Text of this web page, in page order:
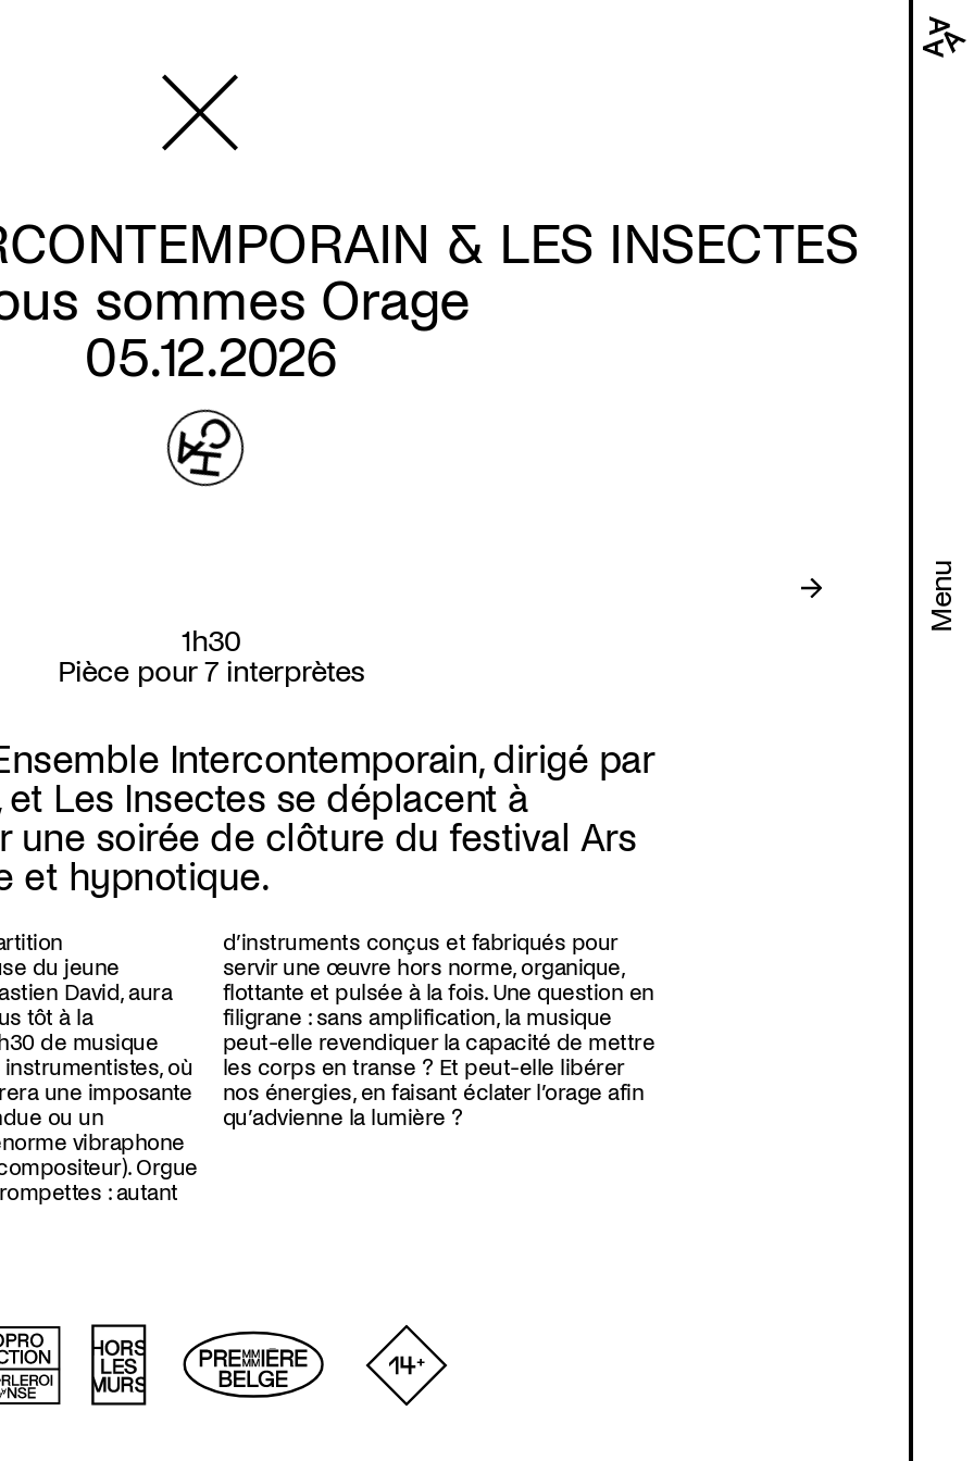
Menu
& LES INSECTES
sommes Orage
05.12.2026
1h30
Pièce pour 7 interprètes
Intercontemporain, dirigé par
et Les Insectes se déplacent à
une soirée de clôture du festival Ars
et hypnotique.
du jeune
David, aura
tôt à la
de musique
où
une imposante
ou un
vibraphone
Orgue
: autant
conçus et fabriqués pour
organique,
Une question en
musique
de mettre
peut-elle libérer
éclater l’orage afin
qu’advienne la lumière ?